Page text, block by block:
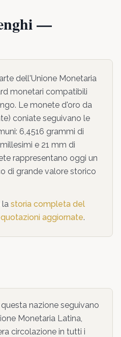
—
dell'Unione Monetaria
monetari compatibili
Le monete d'oro da
coniate seguivano le
6,4516 grammi di
e 21 mm di
rappresentano oggi un
di grande valore storico
la storia completa del
quotazioni aggiornate.
nazione seguivano
Monetaria Latina,
circolazione in tutti i